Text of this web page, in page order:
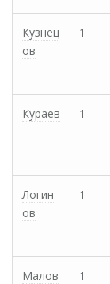
Кузнец
ов
1
Кураев 1
Логин
ов
1
Малов 1